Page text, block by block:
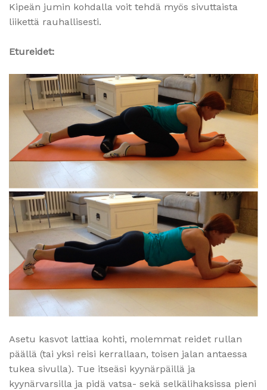
Kipeän jumin kohdalla voit tehdä myös sivuttaista
liikettä rauhallisesti.
Etureidet:
Asetu kasvot lattiaa kohti, molemmat reidet rullan
päällä (tai yksi reisi kerrallaan, toisen jalan antaessa
tukea sivulla). Tue itseäsi kyynärpäillä ja
kyynärvarsilla ja pidä vatsa- sekä selkälihaksissa pieni